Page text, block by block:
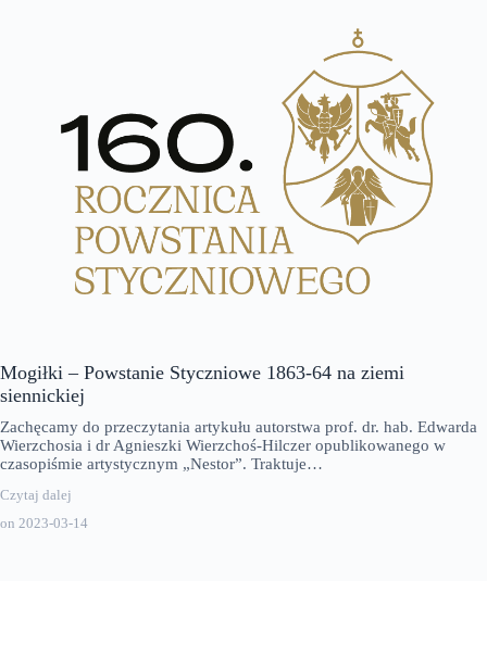
Mogiłki – Powstanie Styczniowe 1863-64 na ziemi
siennickiej
on 2023-03-14
Zachęcamy do przeczytania artykułu autorstwa prof. dr. hab. Edwarda
Wierzchosia i dr Agnieszki Wierzchoś-Hilczer opublikowanego w
czasopiśmie artystycznym „Nestor”. Traktuje…
Czytaj dalej